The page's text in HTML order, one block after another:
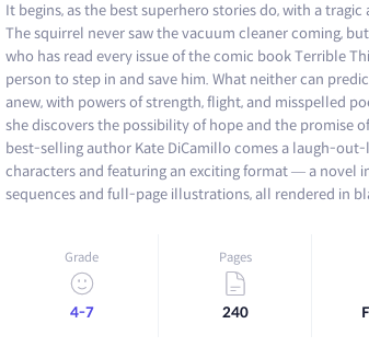
It begins, as the best superhero stories do, with a
The squirrel never saw the vacuum cleaner coming,
who has read every issue of the comic book Terrible
person to step in and save him. What neither can
anew, with powers of strength, flight, and misspelled
she discovers the possibility of hope and the promise
best-selling author Kate DiCamillo comes a laugh-
characters and featuring an exciting format — a novel
sequences and full-page illustrations, all rendered in
Grade
4-7
Pages
240